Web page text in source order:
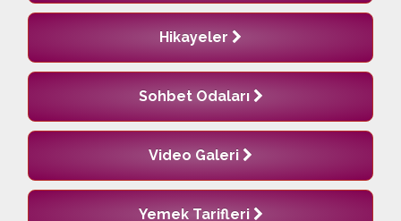
Hikayeler
Sohbet Odaları
Video Galeri
Yemek Tarifleri